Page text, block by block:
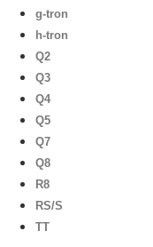
g-tron
h-tron
Q2
Q3
Q4
Q5
Q7
Q8
R8
RS/S
TT